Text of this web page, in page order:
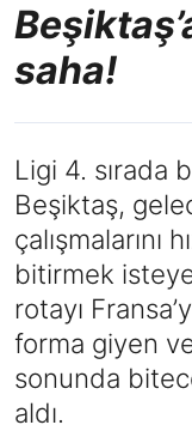
saha!
Ligi 4. sırada
Beşiktaş,
çalışmalarını
bitirmek
rotayı
forma giyen
sonunda
aldı.